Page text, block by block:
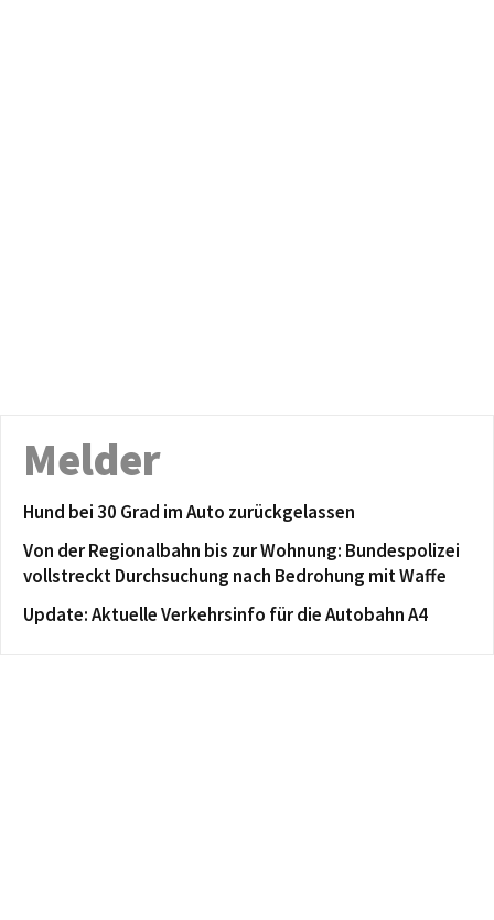
Melder
Hund bei 30 Grad im Auto zurückgelassen
Von der Regionalbahn bis zur Wohnung: Bundespolizei
vollstreckt Durchsuchung nach Bedrohung mit Waffe
Update: Aktuelle Verkehrsinfo für die Autobahn A4